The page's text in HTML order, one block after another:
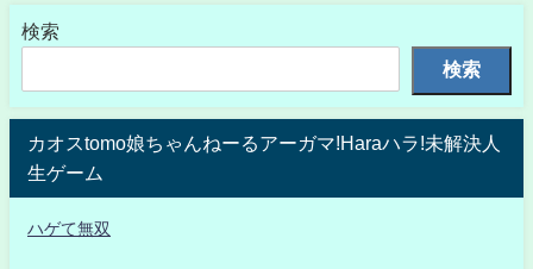
検索
検索
カオスtomo娘ちゃんねーるアーガマ!Haraハラ!未解決人
生ゲーム
ハゲて無双